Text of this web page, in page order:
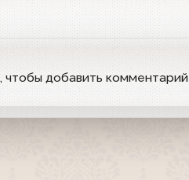
, чтобы добавить комментарий